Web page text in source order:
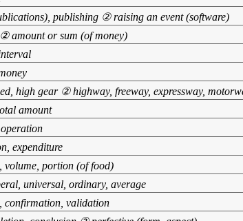
publishing ② raising an event (software)
amount or sum (of money)
high gear ② highway, freeway, expressway,
amount
expenditure
volume, portion (of food)
universal, ordinary, average
confirmation, validation